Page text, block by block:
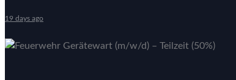
19 days ago